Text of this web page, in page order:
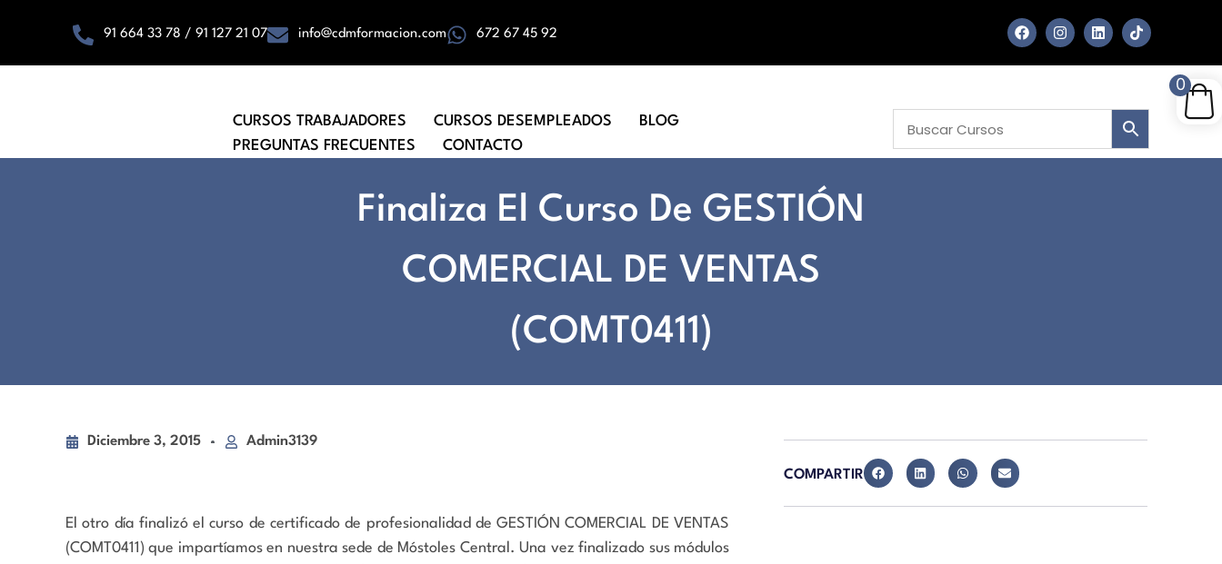
91 664 33 78 / 91 127 21 07 info@cdmformacion.com 672 67 45 92
CURSOS TRABAJADORES CURSOS DESEMPLEADOS
BLOG
PREGUNTAS FRECUENTES
CONTACTO
Finaliza El Curso De GESTIÓN
COMERCIAL DE VENTAS
(COMT0411)
Diciembre 3, 2015 Admin3139
El otro día finalizó el curso de certificado de profesionalidad de GESTIÓN COMERCIAL DE VENTAS
(COMT0411) que impartíamos en nuestra sede de Móstoles Central. Una vez finalizado sus módulos
COMPARTIR
0